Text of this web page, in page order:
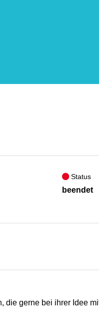
Status
beendet
gerne bei ihrer Idee